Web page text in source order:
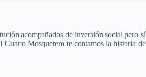
acompañados de inversión social pero sí
Mosquetero te contamos la historia de